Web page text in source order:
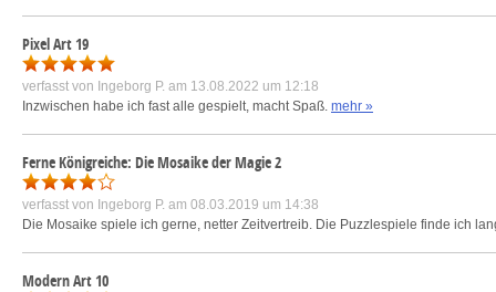
Pixel Art 19
verfasst von Ingeborg P. am 13.08.2022 um 12:18
Inzwischen habe ich fast alle gespielt, macht Spaß. mehr »
Ferne Königreiche: Die Mosaike der Magie 2
verfasst von Ingeborg P. am 08.03.2019 um 14:38
Die Mosaike spiele ich gerne, netter Zeitvertreib. Die Puzzlespiele finde ich
Modern Art 10